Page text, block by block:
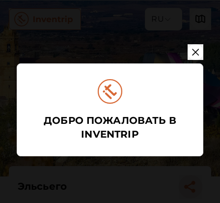
RU
Эльсьего
ДОБРО ПОЖАЛОВАТЬ В
INVENTRIP